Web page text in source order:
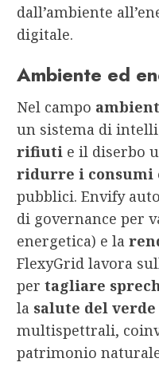
dall’ambiente
digitale.
Ambiente ed
Nel campo
un sistema di
rifiuti e il diserbo
ridurre i consumi
pubblici. Envify
di governance per
energetica) e la
FlexyGrid lavora
per tagliare
la salute del
multispettrali,
patrimonio